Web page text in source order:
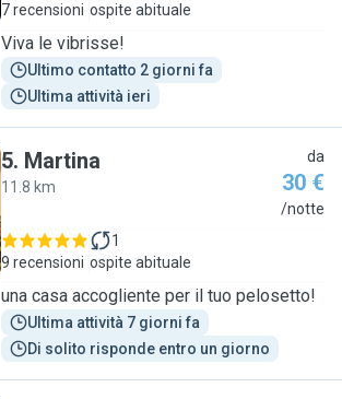
7 recensioni ospite abituale
Viva le vibrisse!
Ultimo contatto 2 giorni fa
Ultima attività ieri
5. Martina
11.8 km
da
30 €
/notte
9 recensioni
1
ospite abituale
una casa accogliente per il tuo pelosetto!
Ultima attività 7 giorni fa
Di solito risponde entro un giorno